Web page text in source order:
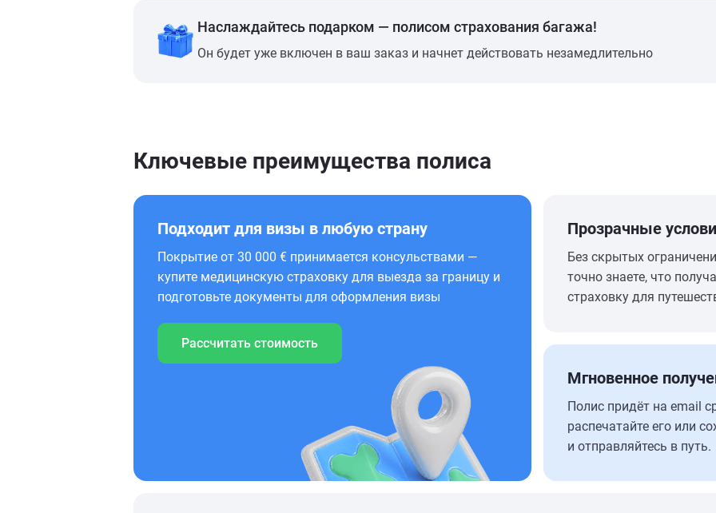
Наслаждайтесь подарком — полисом страхования багажа!
Он будет уже включен в ваш заказ и начнет действовать незамедлительно
Ключевые преимущества полиса
Подходит для визы в любую страну
Покрытие от 30 000 € принимается консульствами —
купите медицинскую страховку для выезда за границу и
подготовьте документы для оформления визы
Рассчитать стоимость
Прозрачные
Без скрытых
точно знаете, что
страховку для
Мгновенное
Полис придёт на email
распечатайте его или
и отправляйтесь в путь.